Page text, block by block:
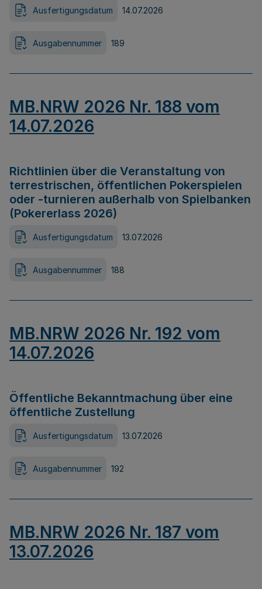
Ausfertigungsdatum 14.07.2026
Ausgabennummer 189
MB.NRW 2026 Nr. 188 vom
14.07.2026
Richtlinien über die Veranstaltung von
terrestrischen, öffentlichen Pokerspielen
oder -turnieren außerhalb von Spielbanken
(Pokererlass 2026)
Ausfertigungsdatum 13.07.2026
Ausgabennummer 188
MB.NRW 2026 Nr. 192 vom
14.07.2026
Öffentliche Bekanntmachung über eine
öffentliche Zustellung
Ausfertigungsdatum 13.07.2026
Ausgabennummer 192
MB.NRW 2026 Nr. 187 vom
13.07.2026